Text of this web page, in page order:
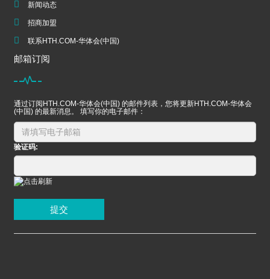
新闻动态
招商加盟
联系HTH.COM-华体会(中国)
邮箱订阅
通过订阅HTH.COM-华体会(中国) 的邮件列表，您将更新HTH.COM-华体会
(中国) 的最新消息。 填写你的电子邮件：
验证码:
提交